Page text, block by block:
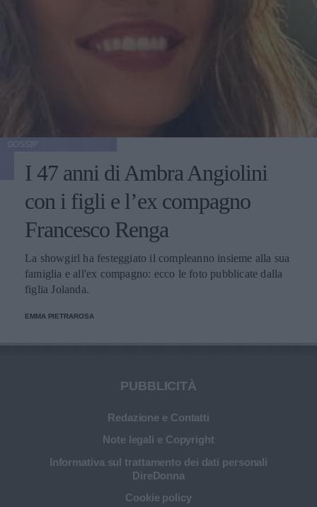
I 47 anni di Ambra Angiolini
con i figli e l’ex compagno
Francesco Renga
La showgirl ha festeggiato il compleanno insieme alla sua
famiglia e all'ex compagno: ecco le foto pubblicate dalla
figlia Jolanda.
EMMA PIETRAROSA
PUBBLICITÀ
Redazione e Contatti
Note legali e Copyright
Informativa sul trattamento dei dati personali
DireDonna
Cookie policy